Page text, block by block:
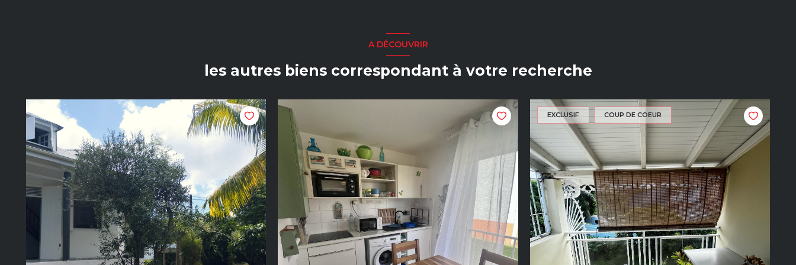
A DÉCOUVRIR
les autres biens correspondant à votre recherche
EXCLUSIF COUP DE COEUR